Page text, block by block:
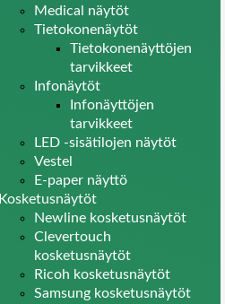
Medical näytöt
Tietokonenäytöt
Tietokonenäyttöjen
tarvikkeet
Infonäytöt
Infonäyttöjen
tarvikkeet
LED -sisätilojen näytöt
Vestel
E-paper näyttö
Kosketusnäytöt
Newline kosketusnäytöt
Clevertouch
kosketusnäytöt
Ricoh kosketusnäytöt
Samsung kosketusnäytöt